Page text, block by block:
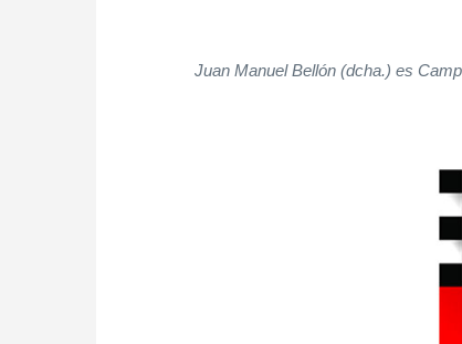
Juan Manuel Bellón (dcha.) es